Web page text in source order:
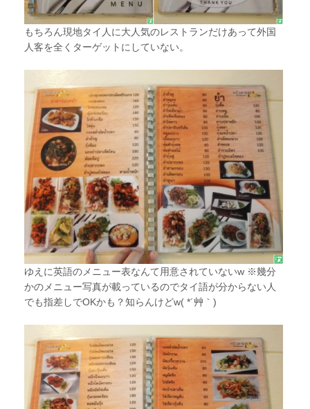
もちろん現地タイ人に大人気のレストランだけあって外国
人客を全くターゲットにしていない。
ゆえに英語のメニュー表なんて用意されていないw ※幾分
かのメニュー写真が載っているのでタイ語が分からない人
でも指差しでOKかも？知らんけどw( *´艸｀)